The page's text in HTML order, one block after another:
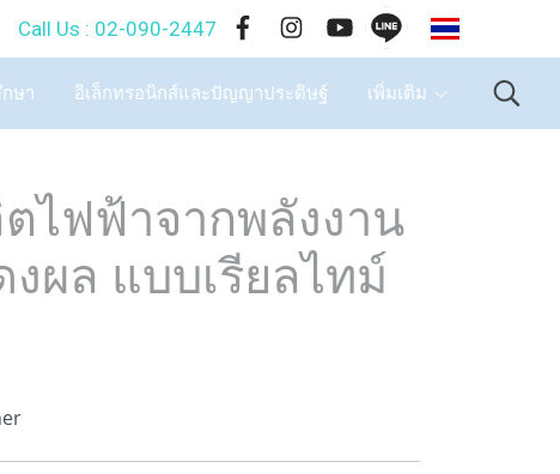
090-2447
ษา อิเล็กทรอนิกส์และปัญญาประดิษฐ์ เพิ่มเติม
ไฟฟ้าจากพลังงาน
ผล แบบเรียลไทม์